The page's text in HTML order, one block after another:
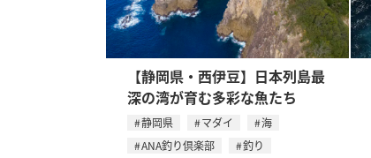
【静岡県・西伊豆】日本列島最
深の湾が育む多彩な魚たち
静岡県 マダイ
海
ANA釣り倶楽部
釣り